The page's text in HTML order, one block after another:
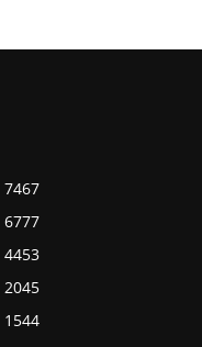
7467
6777
4453
2045
1544